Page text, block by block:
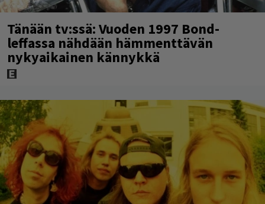
Tänään tv:ssä: Vuoden 1997 Bond-
leffassa nähdään hämmenttävän
nykyaikainen kännykkä